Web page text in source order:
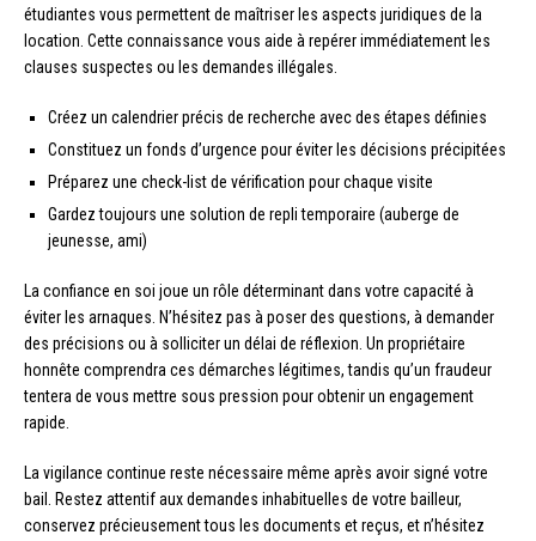
étudiantes vous permettent de maîtriser les aspects juridiques de la
location. Cette connaissance vous aide à repérer immédiatement les
clauses suspectes ou les demandes illégales.
Créez un calendrier précis de recherche avec des étapes définies
Constituez un fonds d’urgence pour éviter les décisions précipitées
Préparez une check-list de vérification pour chaque visite
Gardez toujours une solution de repli temporaire (auberge de
jeunesse, ami)
La confiance en soi joue un rôle déterminant dans votre capacité à
éviter les arnaques. N’hésitez pas à poser des questions, à demander
des précisions ou à solliciter un délai de réflexion. Un propriétaire
honnête comprendra ces démarches légitimes, tandis qu’un fraudeur
tentera de vous mettre sous pression pour obtenir un engagement
rapide.
La vigilance continue reste nécessaire même après avoir signé votre
bail. Restez attentif aux demandes inhabituelles de votre bailleur,
conservez précieusement tous les documents et reçus, et n’hésitez